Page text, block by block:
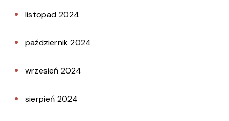
listopad 2024
październik 2024
wrzesień 2024
sierpień 2024